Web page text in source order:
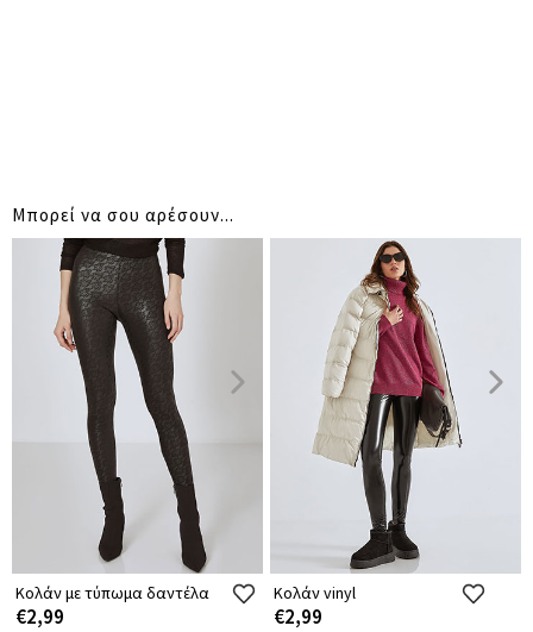
Μπορεί να σου αρέσουν...
Κολάν με τύπωμα δαντέλα
€2,99
Κολάν vinyl
€2,99